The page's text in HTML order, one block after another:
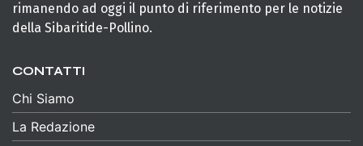
rimanendo ad oggi il punto di riferimento per le notizie
della Sibaritide-Pollino.
CONTATTI
Chi Siamo
La Redazione